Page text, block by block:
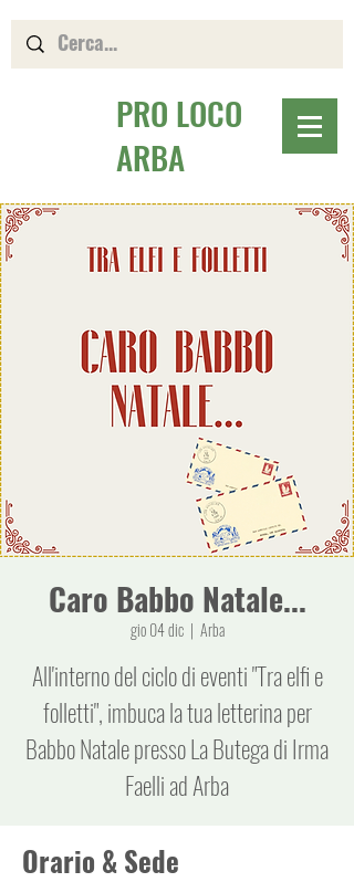
PRO LOCO
ARBA
Caro Babbo Natale...
gio 04 dic
  |
Arba
All'interno del ciclo di eventi "Tra elfi e
folletti", imbuca la tua letterina per
Babbo Natale presso La Butega di Irma
Faelli ad Arba
Orario & Sede